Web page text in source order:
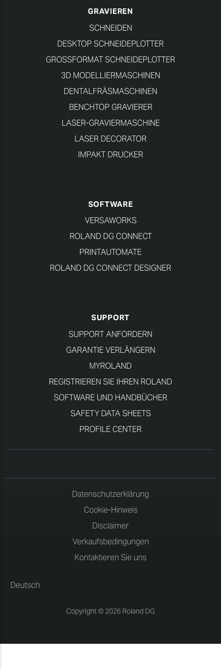
GRAVIEREN
SCHNEIDEN
DESKTOP SCHNEIDEPLOTTER
GROSSFORMAT SCHNEIDEPLOTTER
3D MODELLIERMASCHINEN
DENTALFRÄSMASCHINEN
BENCHTOP GRAVIERER
LASER-GRAVIERMASCHINE
LASER DECORATOR
IMPAKT DRUCKER
SOFTWARE
VERSAWORKS
ROLAND DG CONNECT
PRINTAUTOMATE
ROLAND DG CONNECT DESIGNER
SUPPORT
SUPPORT ANFORDERN
GARANTIE VERLÄNGERN
MYROLAND
REGISTRIEREN SIE IHREN ROLAND
SOFTWARE UND HANDBÜCHER
SAFETY DATA SHEETS
PROFILE CENTER
Datenschutzerklärung
Cookie-Hinweis
Disclaimer
Verkaufsbedingungen
Kontaktieren Sie uns
Deutsch
Copyright © 2026 Roland DG